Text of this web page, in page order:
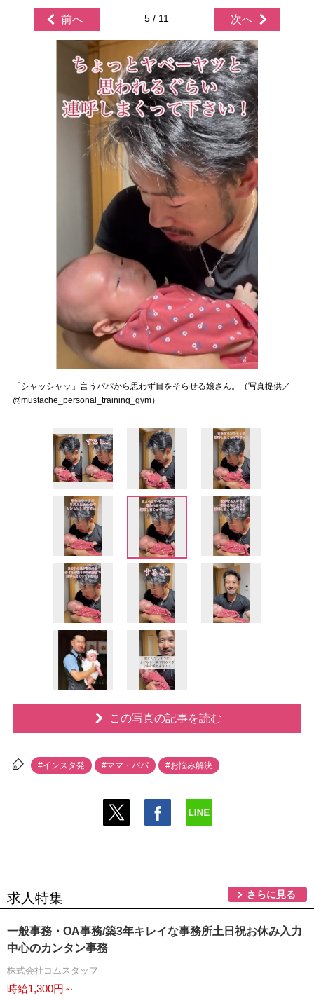
前へ 5 / 11 次へ
「シャッシャッ」言うパパから思わず目をそらせる娘さん。（写真提供／
@mustache_personal_training_gym）
この写真の記事を読む
#インスタ発 #ママ・パパ #お悩み解決
求人特集 さらに見る
一般事務・OA事務/築3年キレイな事務所土日祝お休み入力
中心のカンタン事務
株式会社コムスタッフ
時給1,300円～